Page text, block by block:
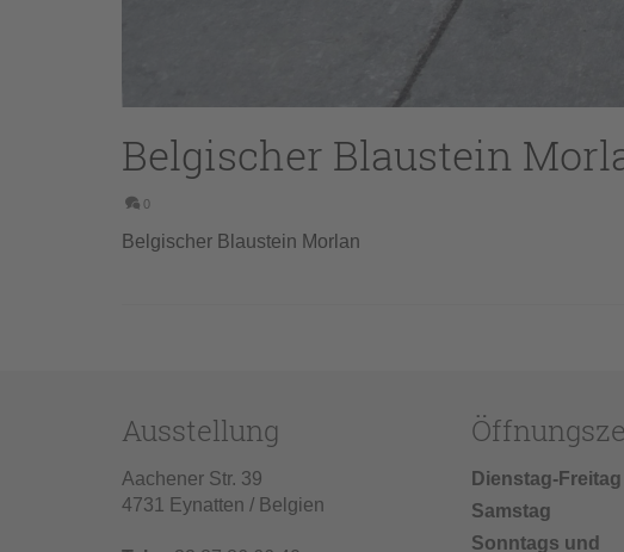
Belgischer Blaustein
0
Belgischer Blaustein Morlan
Ausstellung
Aachener Str. 39
4731 Eynatten / Belgien
Dienstag-Freitag
Samstag
Sonntags und